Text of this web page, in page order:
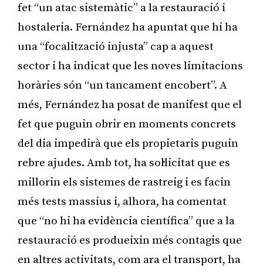
fet “un atac sistemàtic” a la restauració i
hostaleria. Fernández ha apuntat que hi ha
una “focalització injusta” cap a aquest
sector i ha indicat que les noves limitacions
horàries són “un tancament encobert”. A
més, Fernández ha posat de manifest que el
fet que puguin obrir en moments concrets
del dia impedirà que els propietaris puguin
rebre ajudes. Amb tot, ha sol·licitat que es
millorin els sistemes de rastreig i es facin
més tests massius i, alhora, ha comentat
que “no hi ha evidència científica” que a la
restauració es produeixin més contagis que
en altres activitats, com ara el transport, ha